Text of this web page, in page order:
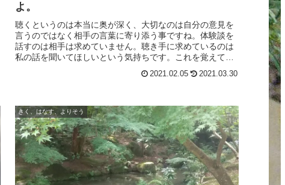
よ。
聴くというのは本当に奥が深く、大切なのは自分の意見を
言うのではなく相手の言葉に寄り添う事ですね。体験談を
話すのは相手は求めていません。聴き手に求めているのは
私の話を聞いてほしいという気持ちです。これを覚えてお
2021.02.05 2021.03.30
きく、はなす、よりそう